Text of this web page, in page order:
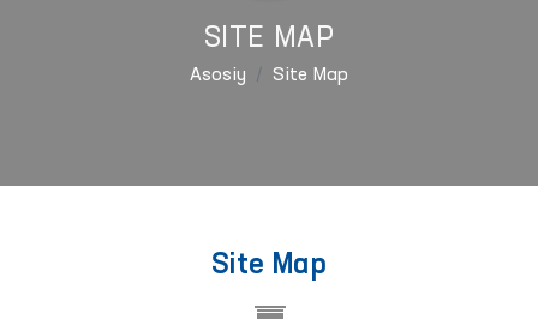
SITE MAP
Asosiy Site Map
Site Map